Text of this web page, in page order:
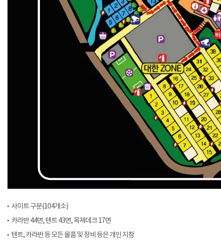
사이트 구분(104개소)
카라반 44면, 텐트 43면, 목재데크 17면
텐트, 카라반 등 모든 물품 및 장비 등은 개인 지참